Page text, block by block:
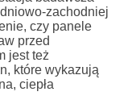
zachodniej
czy panele
przed
jest też
które wykazują
ciepła